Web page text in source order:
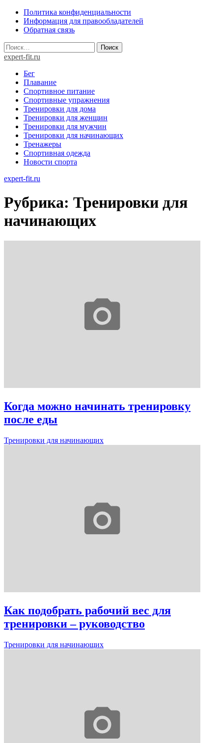
Skip
content
Политика конфиденциальности
Информация для правообладателей
Обратная связь
Найти:
expert-fit.ru
Бег
Плавание
Спортивное питание
Спортивные упражнения
Тренировки для дома
Тренировки для женщин
Тренировки для мужчин
Тренировки для начинающих
Тренажеры
Спортивная одежда
Новости спорта
expert-fit.ru
Рубрика: Тренировки для
начинающих
Когда можно начинать тренировку
после еды
Тренировки для начинающих
Как подобрать рабочий вес для
тренировки – руководство
Тренировки для начинающих